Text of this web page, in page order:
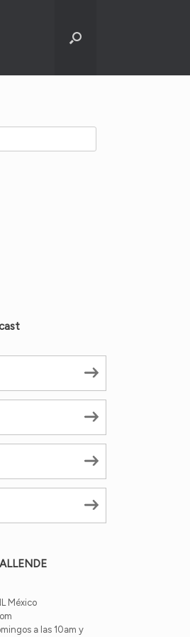
México
a las 10am y